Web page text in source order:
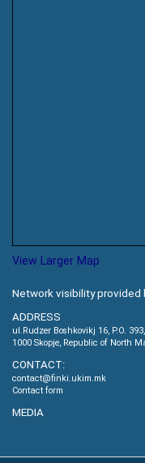
View Larger Map
Network visibility provided
ADDRESS
ul.Rudzer Boshkovikj 16, P.O. 393,
1000 Skopje, Republic of North
CONTACT:
contact@finki.ukim.mk
Contact form
MEDIA